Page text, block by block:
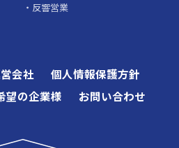
反響営業
会社
個人情報保護方針
望の企業様 お問い合わせ